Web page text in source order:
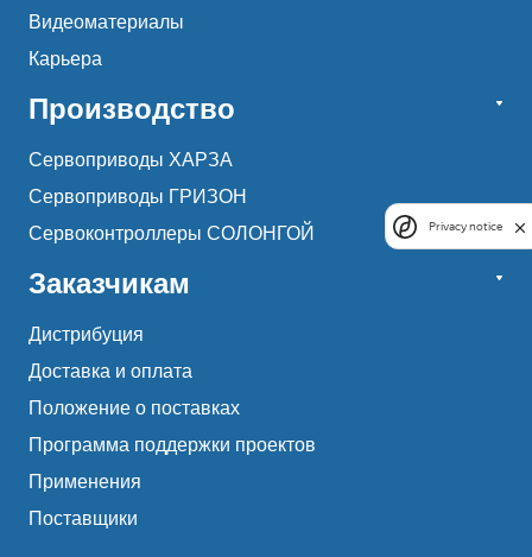
Видеоматериалы
Карьера
Производство
Сервоприводы ХАРЗА
Сервоприводы ГРИЗОН
Сервоконтроллеры СОЛОНГОЙ
Заказчикам
Дистрибуция
Доставка и оплата
Положение о поставках
Программа поддержки проектов
Применения
Поставщики
Privacy notice